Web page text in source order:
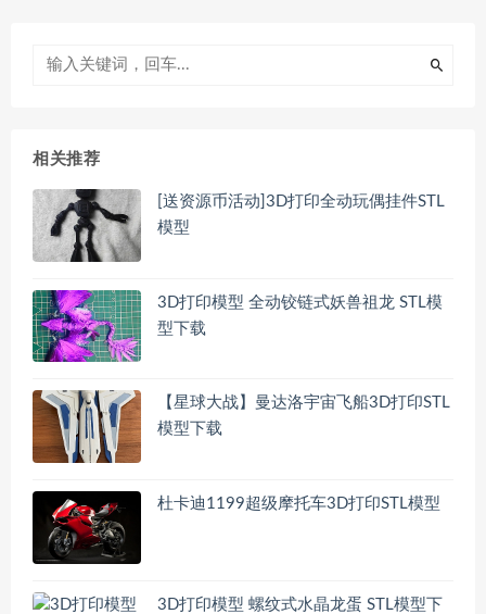
相关推荐
[送资源币活动]3D打印全动玩偶挂件STL
模型
3D打印模型 全动铰链式妖兽祖龙 STL模
型下载
【星球大战】曼达洛宇宙飞船3D打印STL
模型下载
杜卡迪1199超级摩托车3D打印STL模型
3D打印模型 螺纹式水晶龙蛋 STL模型下